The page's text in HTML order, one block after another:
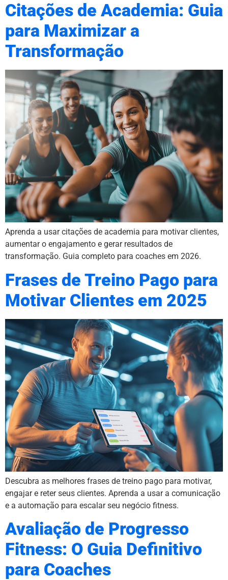
Citações de Academia: Guia
para Maximizar a
Transformação
Aprenda a usar citações de academia para motivar clientes,
aumentar o engajamento e gerar resultados de
transformação. Guia completo para coaches em 2026.
Frases de Treino Pago para
Motivar Clientes em 2025
Descubra as melhores frases de treino pago para motivar,
engajar e reter seus clientes. Aprenda a usar a comunicação
e a automação para escalar seu negócio fitness.
Avaliação de Progresso
Fitness: O Guia Definitivo
para Coaches